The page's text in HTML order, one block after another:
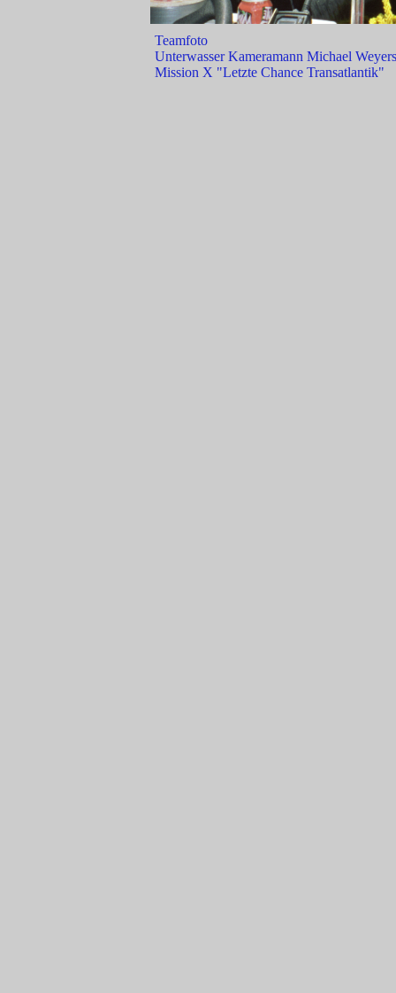
Teamfoto
Unterwasser Kameramann Michael
Mission X "Letzte Chance Transatlantik"